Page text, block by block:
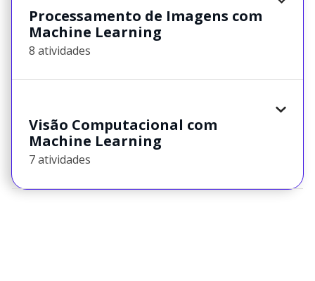
Processamento de Imagens com
Machine Learning
8 atividades
Visão Computacional com
Machine Learning
7 atividades